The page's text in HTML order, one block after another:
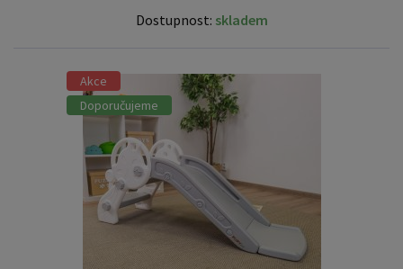
Dostupnost: skladem
Akce
Doporučujeme